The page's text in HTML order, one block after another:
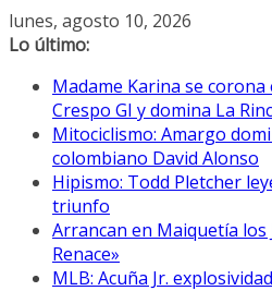
Saltar
al
lunes, agosto 10, 2026
Lo último:
Madame Karina se corona
Crespo GI y domina La
Mitociclismo: Amargo
colombiano David Alonso
Hipismo: Todd Pletcher
triunfo
Arrancan en Maiquetía los
Renace»
MLB: Acuña Jr.